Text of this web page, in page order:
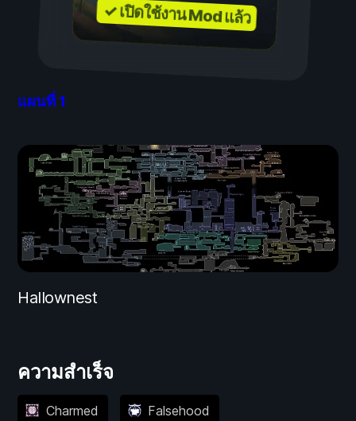
✓ เปิดใช้งาน Mod แล้ว
แผนที่ 1
Hallownest
ความสำเร็จ
Charmed Falsehood